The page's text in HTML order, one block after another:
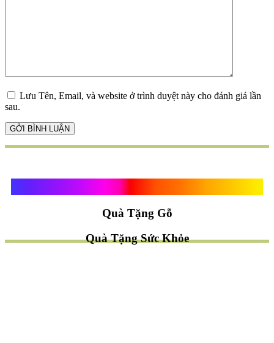
Lưu Tên, Email, và website ở trình duyệt này cho đánh giá lần
sau.
Quà Tặng Gỗ
Quà Tặng Sức Khỏe